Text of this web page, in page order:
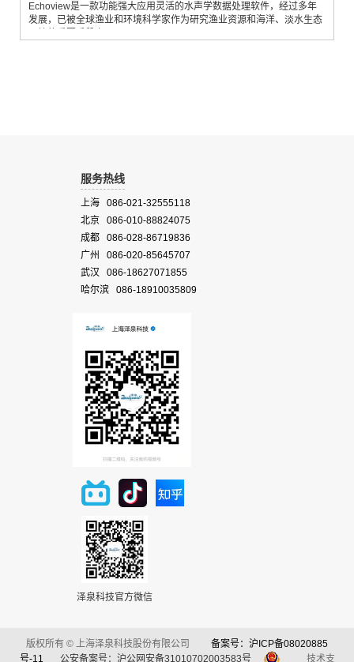
Echoview是一款功能强大应用灵活的水声学数据处理软件，经过多年
发展，已被全球渔业和环境科学家作为研究渔业资源和海洋、淡水生态
服务热线
上海 086-021-32555118
北京 086-010-88824075
成都 086-028-86719836
广州 086-020-85645707
武汉 086-18627071855
哈尔滨 086-18910035809
泽泉科技官方微信
版权所有 © 上海泽泉科技股份有限公司
备案号：沪ICP备08020885
号-11
公安备案号：沪公网安备31010702003583号 技术支